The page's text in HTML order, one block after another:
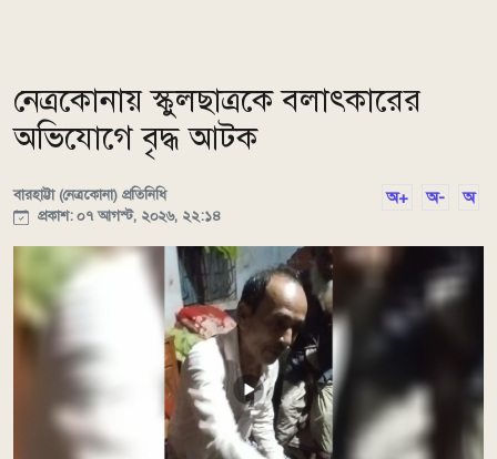
নেত্রকোনায় স্কুলছাত্রকে বলাৎকারের
অভিযোগে বৃদ্ধ আটক
বারহাট্টা (নেত্রকোনা) প্রতিনিধি
প্রকাশ: ০৭ আগস্ট, ২০২৬, ২২:১৪
অ+ অ- অ